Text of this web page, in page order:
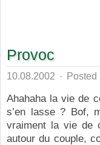
Provoc
10.08.2002 · Posted
Ahahaha la vie de
s’en lasse ? Bof,
vraiment la vie de
autour du couple,